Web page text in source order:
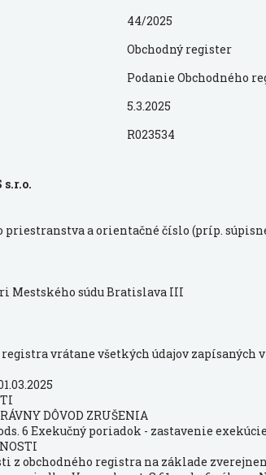
44/2025
Obchodný register
Podanie Obchodného
5.3.2025
R023534
s.r.o.
priestranstva a orientačné číslo (príp.
Mestského súdu Bratislava III
vrátane všetkých údajov
DÔVOD ZRUŠENIA
6 Exekučný poriadok - zastavenie
z obchodného registra na základe